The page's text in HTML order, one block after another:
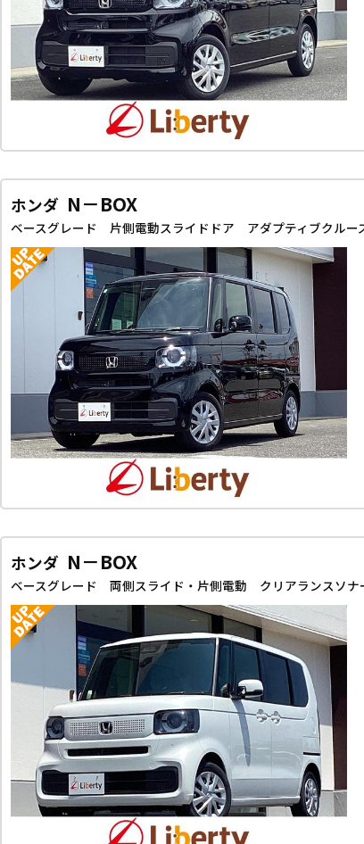
ホンダ N－BOX
ホンダ N－BOX